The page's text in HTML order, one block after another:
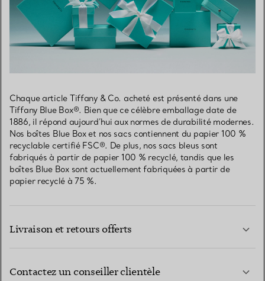
Chaque article Tiffany & Co. acheté est présenté dans une
Tiffany Blue Box®. Bien que ce célèbre emballage date de
1886, il répond aujourd’hui aux normes de durabilité modernes.
Nos boîtes Blue Box et nos sacs contiennent du papier 100 %
recyclable certifié FSC®. De plus, nos sacs bleus sont
fabriqués à partir de papier 100 % recyclé, tandis que les
boîtes Blue Box sont actuellement fabriquées à partir de
papier recyclé à 75 %.
Livraison et retours offerts
Contactez un conseiller clientèle